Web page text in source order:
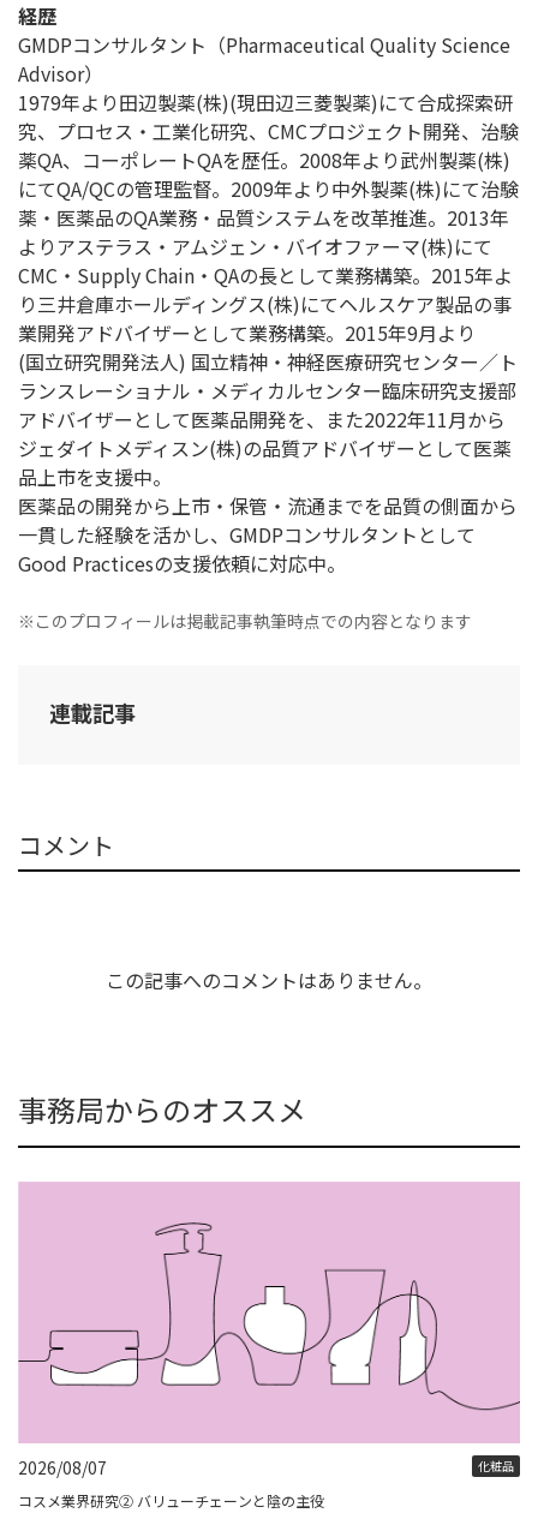
経歴
GMDPコンサルタント（Pharmaceutical Quality Science
Advisor）
1979年より田辺製薬(株)(現田辺三菱製薬)にて合成探索研
究、プロセス・工業化研究、CMCプロジェクト開発、治験
薬QA、コーポレートQAを歴任。2008年より武州製薬(株)
にてQA/QCの管理監督。2009年より中外製薬(株)にて治験
薬・医薬品のQA業務・品質システムを改革推進。2013年
よりアステラス・アムジェン・バイオファーマ(株)にて
CMC・Supply Chain・QAの長として業務構築。2015年よ
り三井倉庫ホールディングス(株)にてヘルスケア製品の事
業開発アドバイザーとして業務構築。2015年9月より
(国立研究開発法人) 国立精神・神経医療研究センター／ト
ランスレーショナル・メディカルセンター臨床研究支援部
アドバイザーとして医薬品開発を、また2022年11月から
ジェダイトメディスン(株)の品質アドバイザーとして医薬
品上市を支援中。
医薬品の開発から上市・保管・流通までを品質の側面から
一貫した経験を活かし、GMDPコンサルタントとして
Good Practicesの支援依頼に対応中。
※このプロフィールは掲載記事執筆時点での内容となります
連載記事
コメント
この記事へのコメントはありません。
事務局からのオススメ
2026/08/07 化粧品
コスメ業界研究② バリューチェーンと陰の主役